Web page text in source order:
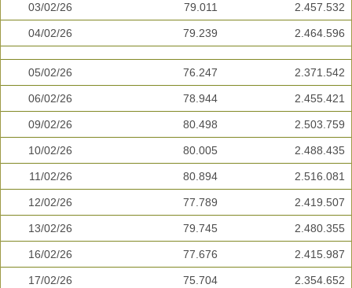
03/02/26 79.011 2.457.532
04/02/26 79.239 2.464.596
05/02/26 76.247 2.371.542
06/02/26 78.944 2.455.421
09/02/26 80.498 2.503.759
10/02/26 80.005 2.488.435
11/02/26 80.894 2.516.081
12/02/26 77.789 2.419.507
13/02/26 79.745 2.480.355
16/02/26 77.676 2.415.987
17/02/26 75.704 2.354.652